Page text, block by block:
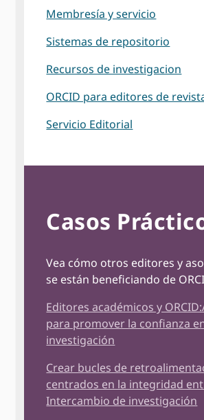
Membresía y servicio
Sistemas de repositorio
Recursos de investigacion
ORCID para editores de
Servicio Editorial
Casos
Vea cómo otros editores y
se están beneficiando de
Editores académicos y
para promover la confianza
investigación
Crear bucles de
centrados en la integridad
Intercambio de investigación